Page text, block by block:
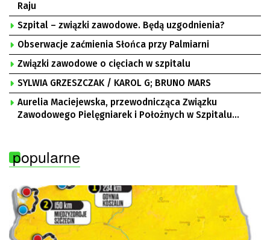
Raju
Szpital – związki zawodowe. Będą uzgodnienia?
Obserwacje zaćmienia Słońca przy Palmiarni
Związki zawodowe o cięciach w szpitalu
SYLWIA GRZESZCZAK / KAROL G; BRUNO MARS
Aurelia Maciejewska, przewodnicząca Związku
Zawodowego Pielęgniarek i Położnych w Szpitalu
„Solidarność” Zielona Góra
popularne